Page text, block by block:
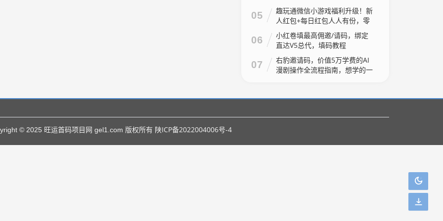
产品！
05
趣玩通微信小游戏福利升级！新
人红包+每日红包人人有份，零
门槛上手
06
小红卷填最高佣邀/请码，绑定
直达V5总代，填码教程
07
右豹邀请码，价值5万学费的AI
漫剧操作全流程指南，想学的一
© 2025 旺运首码项目网 gel1.com 版权所有 陕ICP备2022004006号-4